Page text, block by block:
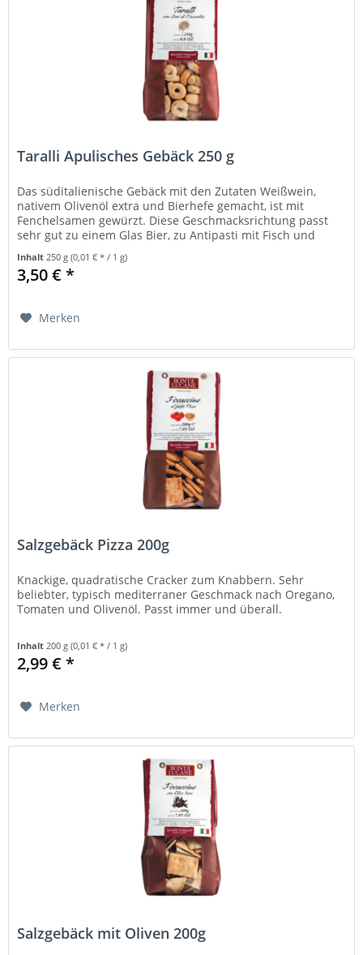
Taralli Apulisches Gebäck 250 g
Das süditalienische Gebäck mit den Zutaten Weißwein,
nativem Olivenöl extra und Bierhefe gemacht, ist mit
Fenchelsamen gewürzt. Diese Geschmacksrichtung passt
sehr gut zu einem Glas Bier, zu Antipasti mit Fisch und
Inhalt250 g(0,01 € * / 1 g)
3,50 € *
Merken
Salzgebäck Pizza 200g
Knackige, quadratische Cracker zum Knabbern. Sehr
beliebter, typisch mediterraner Geschmack nach Oregano,
Tomaten und Olivenöl. Passt immer und überall.
Inhalt 200 g(0,01 € * / 1 g)
2,99 € *
Merken
Salzgebäck mit Oliven 200g